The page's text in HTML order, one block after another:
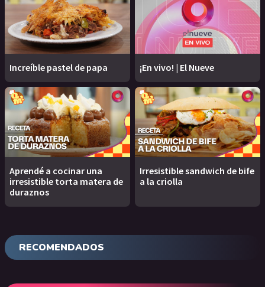
Increíble pastel de papa ¡En vivo! | El Nueve
Aprendé a cocinar una
irresistible torta matera de
duraznos
Irresistible sandwich de bife
a la criolla
RECOMENDADOS